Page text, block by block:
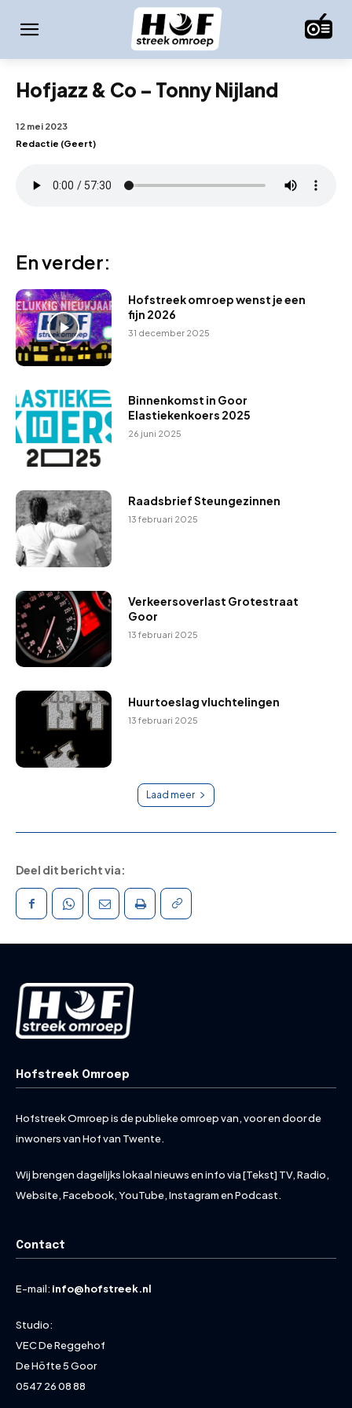
Hofjazz & Co – Tonny Nijland
12 mei 2023
Redactie (Geert)
En verder:
Hofstreek omroep wenst je een
fijn 2026
31 december 2025
Binnenkomst in Goor
Elastiekenkoers 2025
26 juni 2025
Raadsbrief Steungezinnen
13 februari 2025
Verkeersoverlast Grotestraat
Goor
13 februari 2025
Huurtoeslag vluchtelingen
13 februari 2025
Laad meer
Deel dit bericht via:
Hofstreek Omroep
Hofstreek Omroep is de publieke omroep van, voor en door de
inwoners van Hof van Twente.
Wij brengen dagelijks lokaal nieuws en info via [Tekst] TV, Radio,
Website, Facebook, YouTube, Instagram en Podcast.
Contact
E-mail: info@hofstreek.nl
Studio:
VEC De Reggehof
De Höfte 5 Goor
0547 26 08 88